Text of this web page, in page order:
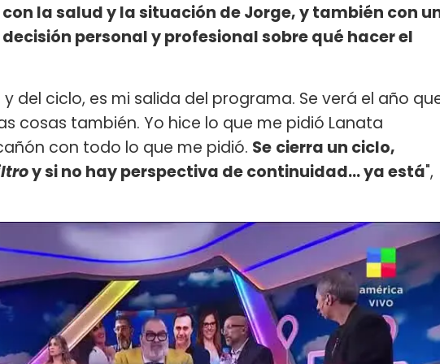
la salud y la situación de Jorge, y también con
personal y profesional sobre qué hacer el
del ciclo, es mi salida del programa. Se verá el año
cosas también. Yo hice lo que me pidió Lanata
con todo lo que me pidió. Se cierra un ciclo,
y si no hay perspectiva de continuidad... ya está",